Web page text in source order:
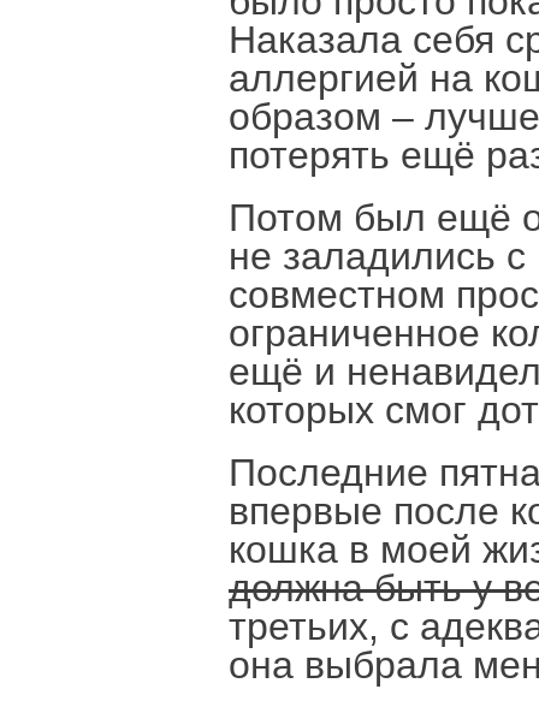
Наказала себя
аллергией на
образом –
потерять ещё
Потом был ещё
не заладились
совместном
ограниченное
ещё и
которых смог
Последние
впервые после
кошка в моей
должна быть у
третьих, с
она выбрала